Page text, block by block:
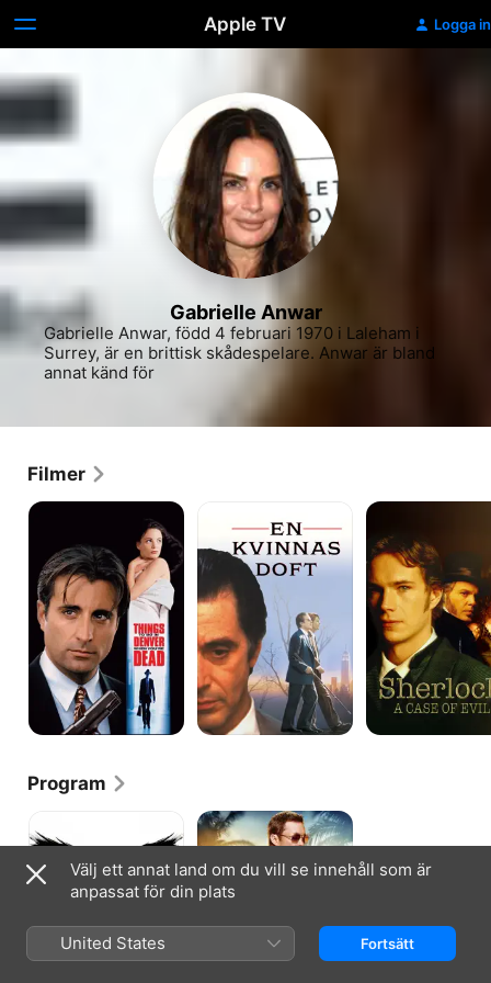
Apple TV Logga in
Gabrielle Anwar
Gabrielle Anwar, född 4 februari 1970 i Laleham i
Surrey, är en brittisk skådespelare. Anwar är bland
annat känd för
Filmer
Things
Denver
When
You're
Dead
kvinnas
doft
Sherlock:
Case
of
Evil
Program
Upon
Time
Burn
Notice
Välj ett annat land om du vill se innehåll som är
anpassat för din plats
United States Fortsätt